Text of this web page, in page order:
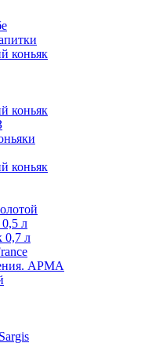
коньяк
коньяк
коньяк
л
0,7 л
АРМА